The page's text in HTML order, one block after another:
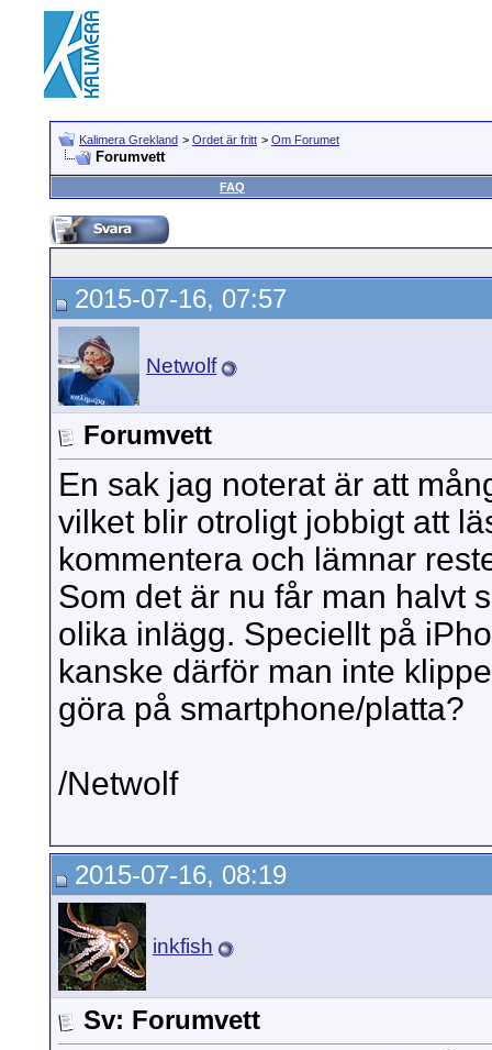
Kalimera Grekland > Ordet är fritt > Om Forumet
Forumvett
FAQ
2015-07-16, 07:57
Netwolf
Forumvett
En sak jag noterat är att
vilket blir otroligt jobbigt att
kommentera och lämnar
Som det är nu får man halvt
olika inlägg. Speciellt på
kanske därför man inte
göra på smartphone/platta?
/Netwolf
2015-07-16, 08:19
inkfish
Sv: Forumvett